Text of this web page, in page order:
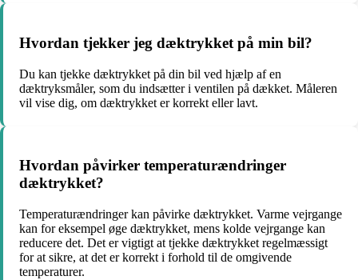
Hvordan tjekker jeg dæktrykket på min bil?
Du kan tjekke dæktrykket på din bil ved hjælp af en
dæktryksmåler, som du indsætter i ventilen på dækket. Måleren
vil vise dig, om dæktrykket er korrekt eller lavt.
Hvordan påvirker temperaturændringer
dæktrykket?
Temperaturændringer kan påvirke dæktrykket. Varme vejrgange
kan for eksempel øge dæktrykket, mens kolde vejrgange kan
reducere det. Det er vigtigt at tjekke dæktrykket regelmæssigt
for at sikre, at det er korrekt i forhold til de omgivende
temperaturer.